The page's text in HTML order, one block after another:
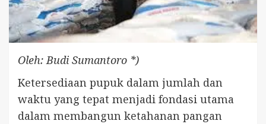
Oleh: Budi Sumantoro *)
Ketersediaan pupuk dalam jumlah dan
waktu yang tepat menjadi fondasi utama
dalam membangun ketahanan pangan